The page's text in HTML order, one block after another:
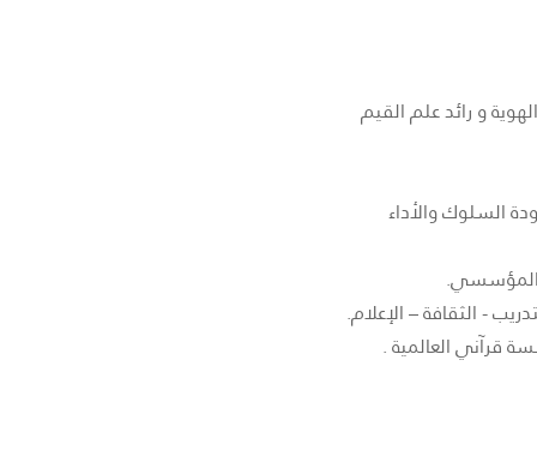
و رائد علم القيم
السلوك والأداء
قرآني العالمية .